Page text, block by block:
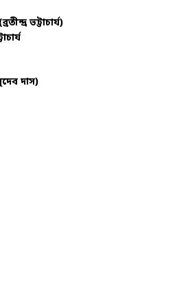
ভট্টাচার্য)
দাস)